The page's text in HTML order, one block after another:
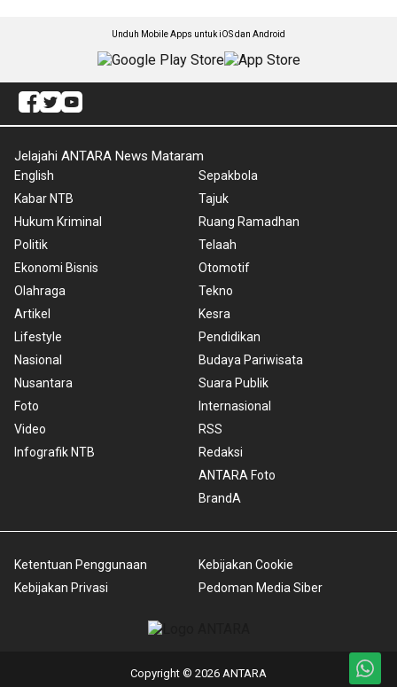
Unduh Mobile Apps untuk iOS dan Android
Jelajahi ANTARA News Mataram
English
Kabar NTB
Hukum Kriminal
Politik
Ekonomi Bisnis
Olahraga
Artikel
Lifestyle
Nasional
Nusantara
Foto
Video
Infografik NTB
Sepakbola
Tajuk
Ruang Ramadhan
Telaah
Otomotif
Tekno
Kesra
Pendidikan
Budaya Pariwisata
Suara Publik
Internasional
RSS
Redaksi
ANTARA Foto
BrandA
Ketentuan Penggunaan
Kebijakan Privasi
Kebijakan Cookie
Pedoman Media Siber
Copyright © 2026 ANTARA